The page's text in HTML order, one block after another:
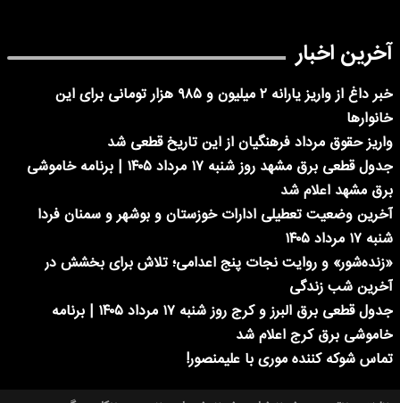
آخرین اخبار
خبر داغ از واریز یارانه ۲ میلیون و ۹۸۵ هزار تومانی برای این
خانوارها
واریز حقوق مرداد فرهنگیان از این تاریخ قطعی شد
جدول قطعی برق مشهد روز شنبه ۱۷ مرداد ۱۴۰۵ | برنامه خاموشی
برق مشهد اعلام شد
آخرین وضعیت تعطیلی ادارات خوزستان و بوشهر و سمنان فردا
شنبه ۱۷ مرداد ۱۴۰۵
«زنده‌شور» و روایت نجات پنج اعدامی؛ تلاش برای بخشش در
آخرین شب زندگی
جدول قطعی برق البرز و کرج روز شنبه ۱۷ مرداد ۱۴۰۵ | برنامه
خاموشی برق کرج اعلام شد
تماس شوکه کننده موری با علیمنصور!